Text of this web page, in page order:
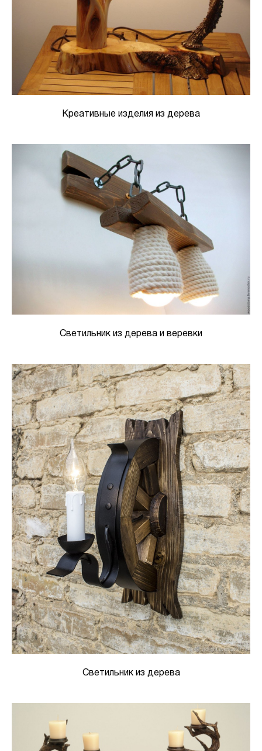
Креативные изделия из дерева
Светильник из дерева и веревки
Светильник из дерева